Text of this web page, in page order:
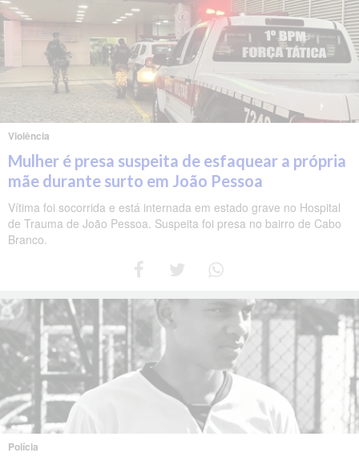
Violência
Mulher é presa suspeita de esfaquear a própria
mãe durante surto em João Pessoa
Vítima foi socorrida e está internada em estado grave no Hospital
de Trauma de João Pessoa. Suspeita foi presa no bairro de Cabo
Branco.
Polícia